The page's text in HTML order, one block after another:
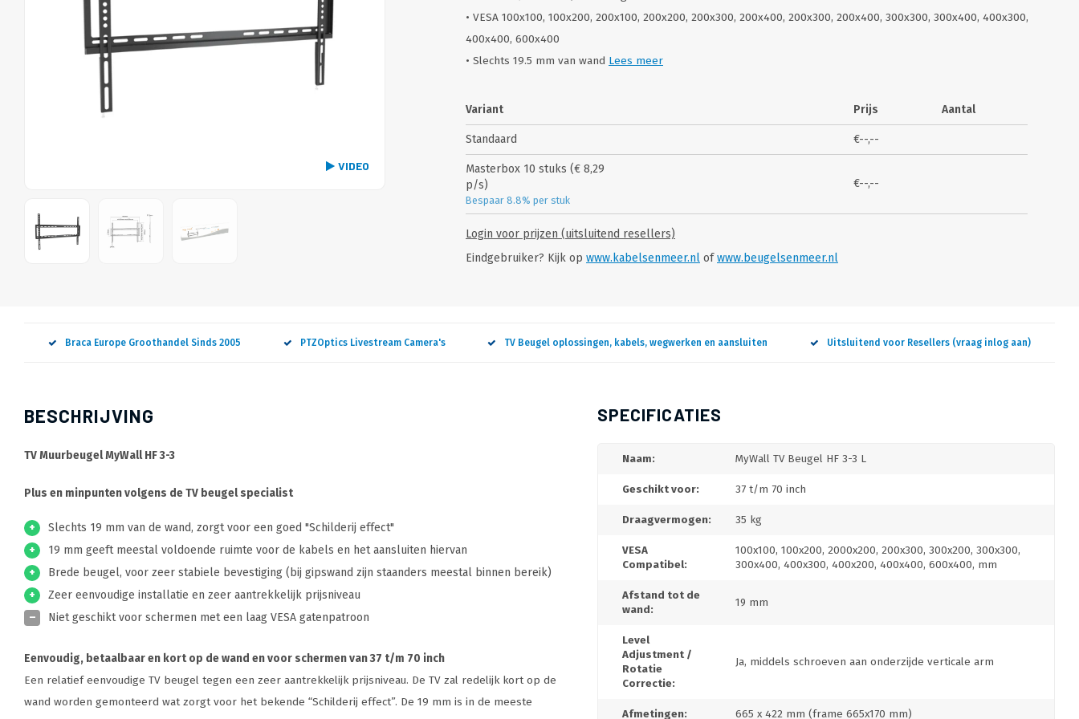
VIDEO
• VESA 100x100, 100x200, 200x100, 200x200, 200x300, 200x400, 200x300, 200x400, 300x300, 300x400, 400x300,
400x400, 600x400
• Slechts 19.5 mm van wand Lees meer
Variant Prijs Aantal
Standaard €--,--
Masterbox 10 stuks (€ 8,29
p/s)
Bespaar 8.8% per stuk
€--,--
Login voor prijzen (uitsluitend resellers)
Eindgebruiker? Kijk op www.kabelsenmeer.nl ofwww.beugelsenmeer.nl
Braca Europe Groothandel Sinds 2005 PTZOptics Livestream Camera's TV Beugel oplossingen, kabels, wegwerken en aansluiten Uitsluitend voor Resellers (vraag inlog aan)
BESCHRIJVING
TV Muurbeugel MyWall HF 3-3
Plus en minpunten volgens de TV beugel specialist
+
Slechts 19 mm van de wand, zorgt voor een goed "Schilderij effect"
+
19 mm geeft meestal voldoende ruimte voor de kabels en het aansluiten hiervan
+
Brede beugel, voor zeer stabiele bevestiging (bij gipswand zijn staanders meestal binnen bereik)
+
Zeer eenvoudige installatie en zeer aantrekkelijk prijsniveau
–
Niet geschikt voor schermen met een laag VESA gatenpatroon
Eenvoudig, betaalbaar en kort op de wand en voor schermen van 37 t/m 70 inch
Een relatief eenvoudige TV beugel tegen een zeer aantrekkelijk prijsniveau. De TV zal redelijk kort op de
wand worden gemonteerd wat zorgt voor het bekende “Schilderij effect”. De 19 mm is in de meeste
SPECIFICATIES
Naam: MyWall TV Beugel HF 3-3 L
Geschikt voor: 37 t/m 70 inch
Draagvermogen: 35 kg
VESA
Compatibel:
100x100, 100x200, 2000x200, 200x300, 300x200, 300x300,
300x400, 400x300, 400x200, 400x400, 600x400, mm
Afstand tot de
wand:
19 mm
Level
Adjustment /
Rotatie
Correctie:
Ja, middels schroeven aan onderzijde verticale arm
Afmetingen: 665 x 422 mm (frame 665x170 mm)